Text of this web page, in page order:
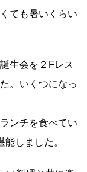
ても暑いくらい
生会を２Fレス
。いくつになっ
ンチを食べてい
しました。